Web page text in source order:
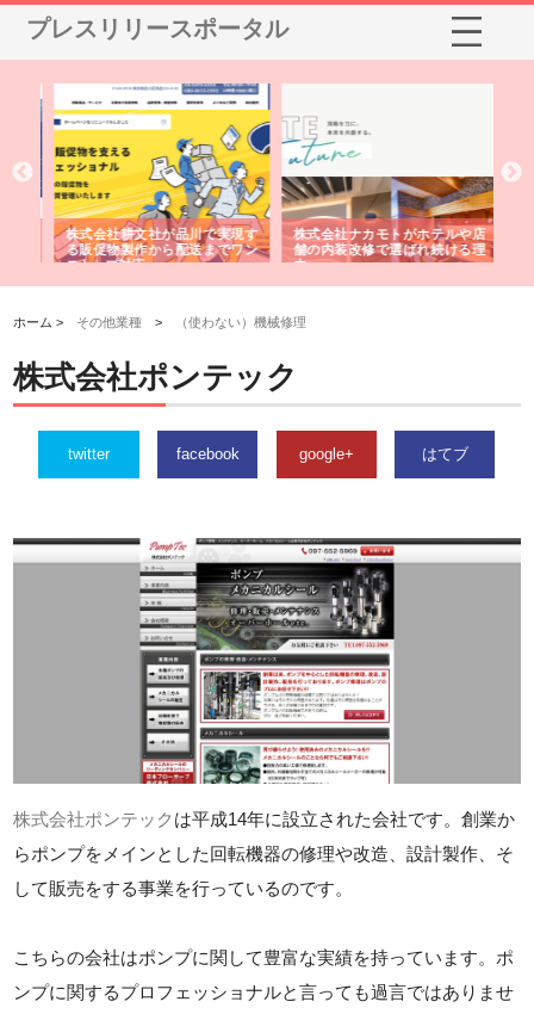
プレスリリースポータル
株式会社耕文社が品川で実現す
る販促物製作から配送までワン
ストップ対応
株式会社ナカモトがホテルや店
舗の内装改修で選ばれ続ける理
由
ホーム > その他業種 > （使わない）機械修理
株式会社ポンテック
twitter facebook google+ はてブ
株式会社ポンテック は平成14年に設立された会社です。創業か
らポンプをメインとした回転機器の修理や改造、設計製作、そ
して販売をする事業を行っているのです。
こちらの会社はポンプに関して豊富な実績を持っています。ポ
ンプに関するプロフェッショナルと言っても過言ではありませ